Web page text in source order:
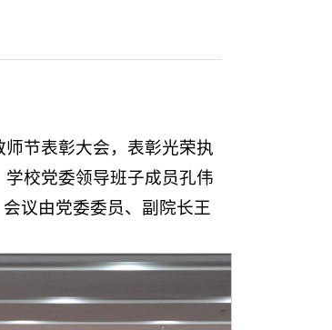
节表彰大会，表彰光荣执
校党委领导班子成员孔伟
议由党委委员、副院长王